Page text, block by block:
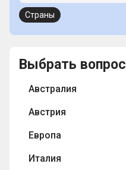
Страны
Выбрать вопрос
Австралия
Австрия
Европа
Италия